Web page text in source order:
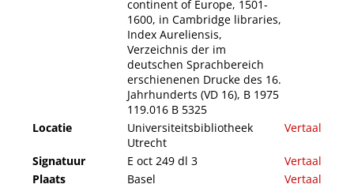
continent of Europe, 1501-
1600, in Cambridge libraries,
Index Aureliensis,
Verzeichnis der im
deutschen Sprachbereich
erschienenen Drucke des 16.
Jahrhunderts (VD 16), B 1975
119.016 B 5325
Locatie
Universiteitsbibliotheek
Utrecht
Vertaal
Signatuur E oct 249 dl 3
Vertaal
Plaats
Basel Vertaal